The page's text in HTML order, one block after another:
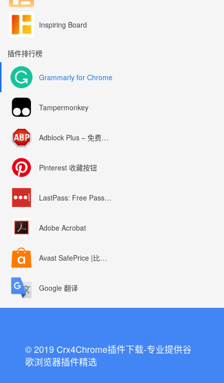
Inspiring Board
插件排行榜
Grammarly for Chrome
Tampermonkey
Adblock Plus – 免费的广告拦截器
Pinterest 收藏按钮
LastPass: Free Password Manager
Adobe Acrobat
Avast SafePrice |比较、交易、优惠券
Google 翻译
© 2019 Crx4Chrome插件下载-专业提供谷
歌浏览器插件精选